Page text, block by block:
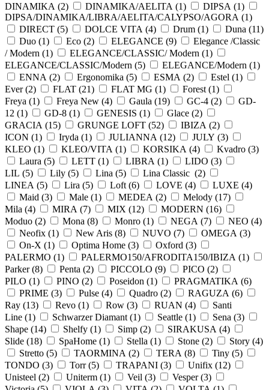
DINAMIKA (2) DINAMIKA/AELITA (1) DIPSA (1)
DIPSA/DINAMIKA/LIBRA/AELITA/CALYPSO/AGORA (1)
DIRECT (5) DOLCE VITA (4) Drum (1) Duna (11)
Duo (1) Eco (2) ELEGANCE (9)
Elegance /Classic
/ Modern (1) ELEGANCE/CLASSIC/ Modern (1)
ELEGANCE/CLASSIC/Modern (5) ELEGANCE/Modern (1)
ENNA (2) Ergonomika (5) ESMA (2) Estel (1)
Ever (2) FLAT (21) FLAT MG (1) Forest (1)
Freya (1) Freya New (4) Gaula (19) GC-4 (2)
GD-
12 (1) GD-8 (1) GENESIS (1) Glace (2)
GRACIA (15) GRUNGE LOFT (52) IBIZA (2)
ICON (1) Iryda (1) JULIANNA (12) JULY (3)
KLEO (1) KLEO/VITA (1) KORSIKA (4) Kvadro (3)
Laura (5) LETT (1) LIBRA (1) LIDO (3)
LIL (5) Lily (5) Lina (5) Lina Classic (2)
LINEA (5) Lira (5) Loft (6) LOVE (4) LUXE (4)
Maid (3) Male (1) MEDEA (2) Melody (17)
Mila (4) MIRA (7) MIX (12) MODERN (16)
Moduo (2) Mona (8) Monro (1) NEGA (7) NEO (4)
Neofix (1) New Aris (8) NUVO (7) OMEGA (3)
On-X (1) Optima Home (3) Oxford (3)
PALERMO (1) PALERMO150/AFRODITA150/IBIZA (1)
Parker (8) Penta (2) PICCOLO (9) PICO (2)
PILO (1) PINO (2) Poseidon (1) PRAGMATIKA (6)
PRIME (3) Pulse (4) Quadro (2) RAGUZA (6)
Ray (13) Revo (1) Row (3) RUAN (4)
Santi
Line (1) Schwarzer Diamant (1) Seattle (1) Sena (3)
Shape (14) Shelfy (1) Simp (2) SIRAKUSA (4)
Slide (18) SpaHome (1) Stella (1) Stone (2) Story (4)
Stretto (5) TAORMINA (2) TERA (8) Tiny (5)
TONDO (3) Torr (5) TRAPANI (3) Unifix (12)
Unisteel (2) Uniterm (1) Veil (3) Vesper (3)